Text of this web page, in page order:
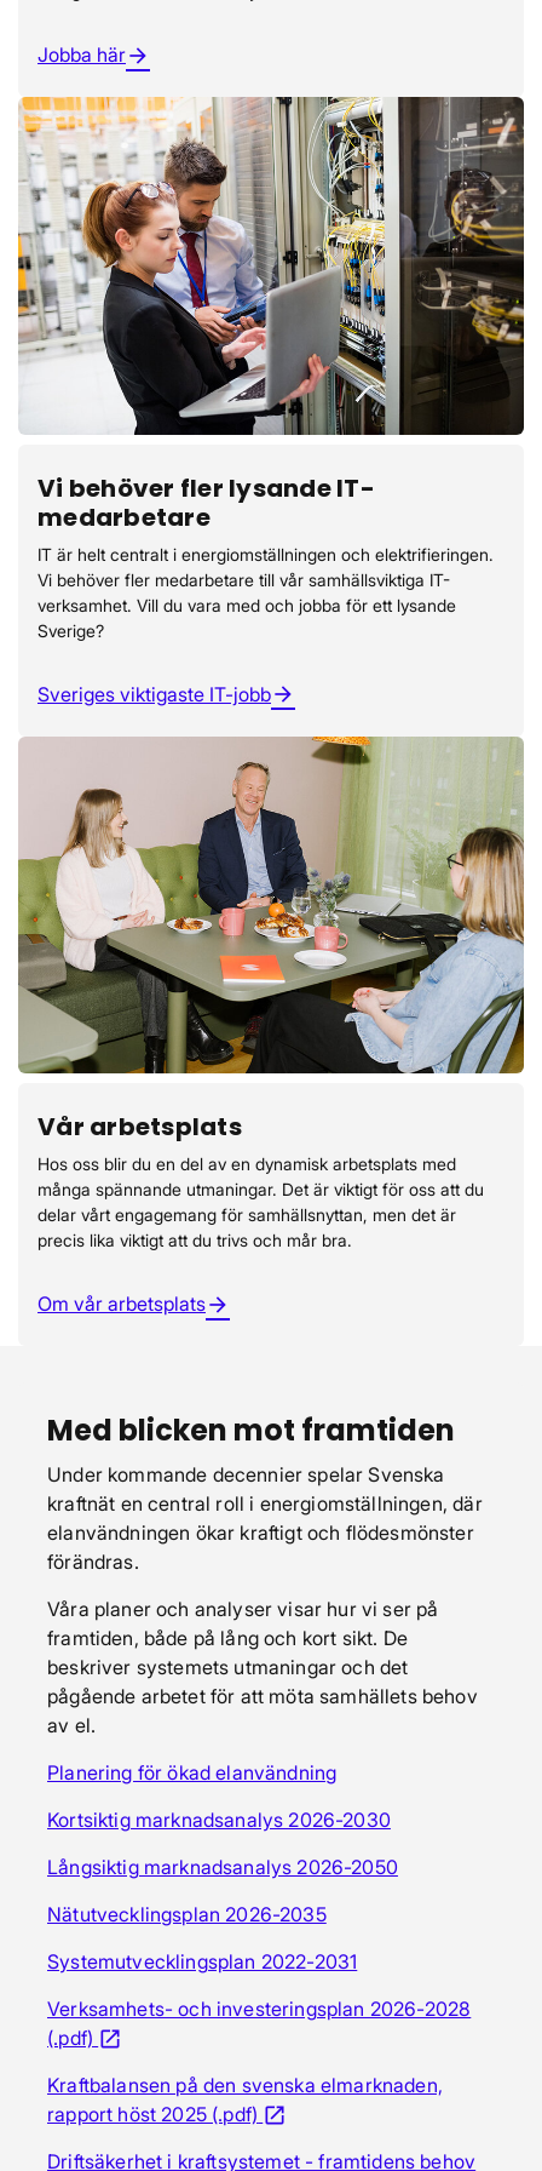
Jobba härarrow_forward
Vi behöver fler lysande IT-
medarbetare
IT är helt centralt i energiomställningen och elektrifieringen.
Vi behöver fler medarbetare till vår samhällsviktiga IT-
verksamhet. Vill du vara med och jobba för ett lysande
Sverige?
Sveriges viktigaste IT-jobbarrow_forward
Vår arbetsplats
Hos oss blir du en del av en dynamisk arbetsplats med
många spännande utmaningar. Det är viktigt för oss att du
delar vårt engagemang för samhällsnyttan, men det är
precis lika viktigt att du trivs och mår bra.
Om vår arbetsplatsarrow_forward
Med blicken mot framtiden
Under kommande decennier spelar Svenska
kraftnät en central roll i energiomställningen, där
elanvändningen ökar kraftigt och flödesmönster
förändras.
Våra planer och analyser visar hur vi ser på
framtiden, både på lång och kort sikt. De
beskriver systemets utmaningar och det
pågående arbetet för att möta samhällets behov
av el.
Planering för ökad elanvändning
Kortsiktig marknadsanalys 2026-2030
Långsiktig marknadsanalys 2026-2050
Nätutvecklingsplan 2026-2035
Systemutvecklingsplan 2022-2031
Verksamhets- och investeringsplan 2026-2028
(.pdf) open_in_new
Kraftbalansen på den svenska elmarknaden,
rapport höst 2025 (.pdf) open_in_new
Driftsäkerhet i kraftsystemet - framtidens behov